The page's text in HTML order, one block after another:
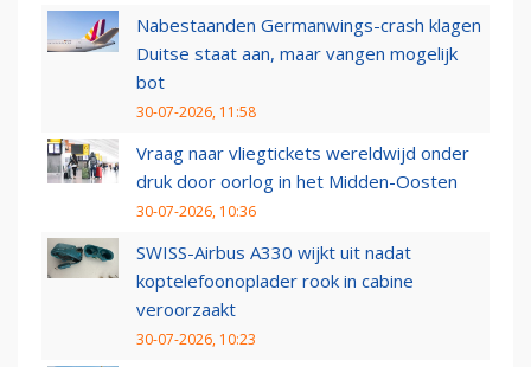
Nabestaanden Germanwings-crash klagen
Duitse staat aan, maar vangen mogelijk
bot
30-07-2026, 11:58
Vraag naar vliegtickets wereldwijd onder
druk door oorlog in het Midden-Oosten
30-07-2026, 10:36
SWISS-Airbus A330 wijkt uit nadat
koptelefoonoplader rook in cabine
veroorzaakt
30-07-2026, 10:23